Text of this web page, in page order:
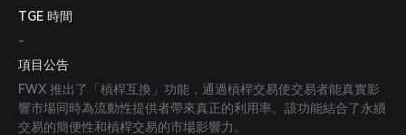
TGE 時間
-
項目公告
FWX 推出了「槓桿互換」功能，通過槓桿交易使交易者能真實影
響市場同時為流動性提供者帶來真正的利用率。該功能結合了永續
交易的簡便性和槓桿交易的市場影響力。